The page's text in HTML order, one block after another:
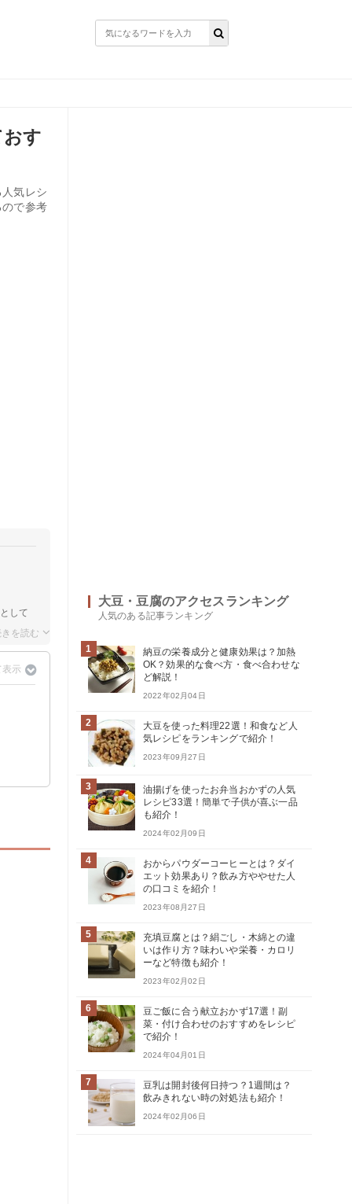
す
気レシ
で参考
して
大豆・豆腐のアクセスランキング
人気のある記事ランキング
1
納豆の栄養成分と健康効果は？加熱
OK？効果的な食べ方・食べ合わせな
ど解説！
2022年02月04日
2
大豆を使った料理22選！和食など人
気レシピをランキングで紹介！
2023年09月27日
3
油揚げを使ったお弁当おかずの人気
レシピ33選！簡単で子供が喜ぶ一品
も紹介！
2024年02月09日
4
おからパウダーコーヒーとは？ダイ
エット効果あり？飲み方ややせた人
の口コミを紹介！
2023年08月27日
5
充填豆腐とは？絹ごし・木綿との違
いは作り方？味わいや栄養・カロリ
ーなど特徴も紹介！
2023年02月02日
6
豆ご飯に合う献立おかず17選！副
菜・付け合わせのおすすめをレシピ
で紹介！
2024年04月01日
7
豆乳は開封後何日持つ？1週間は？
飲みきれない時の対処法も紹介！
2024年02月06日